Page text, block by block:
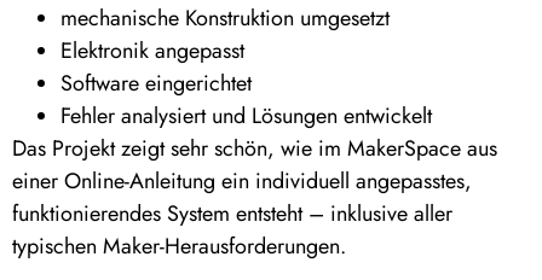
mechanische Konstruktion umgesetzt
Elektronik angepasst
Software eingerichtet
Fehler analysiert und Lösungen entwickelt
Das Projekt zeigt sehr schön, wie im MakerSpace aus
einer Online-Anleitung ein individuell angepasstes,
funktionierendes System entsteht – inklusive aller
typischen Maker-Herausforderungen.